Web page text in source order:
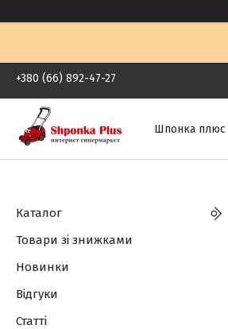
+380 (66) 892-47-27
Шпонка плюс
Каталог
Товари зі знижками
Новинки
Відгуки
Статті